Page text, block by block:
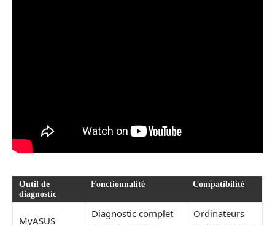
Outil de
diagnostic
Fonctionnalité Compatibilité
MyASUS
Diagnostic complet
Ordinateurs